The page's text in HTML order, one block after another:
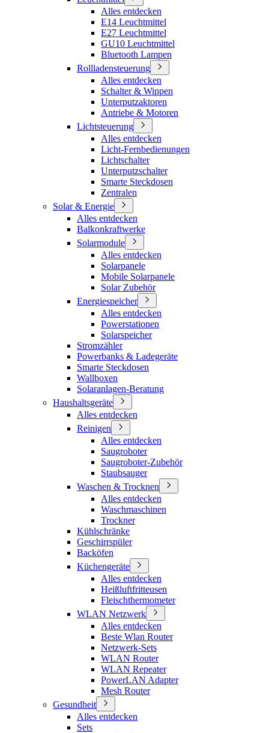
Alles entdecken
E14 Leuchtmittel
E27 Leuchtmittel
GU10 Leuchtmittel
Bluetooth Lampen
Rollladensteuerung
Alles entdecken
Schalter & Wippen
Unterputzaktoren
Antriebe & Motoren
Lichtsteuerung
Alles entdecken
Licht-Fernbedienungen
Lichtschalter
Unterputzschalter
Smarte Steckdosen
Zentralen
Solar & Energie
Alles entdecken
Balkonkraftwerke
Solarmodule
Alles entdecken
Solarpanele
Mobile Solarpanele
Solar Zubehör
Energiespeicher
Alles entdecken
Powerstationen
Solarspeicher
Stromzähler
Powerbanks & Ladegeräte
Smarte Steckdosen
Wallboxen
Solaranlagen-Beratung
Haushaltsgeräte
Alles entdecken
Reinigen
Alles entdecken
Saugroboter
Saugroboter-Zubehör
Staubsauger
Waschen & Trocknen
Alles entdecken
Waschmaschinen
Trockner
Kühlschränke
Geschirrspüler
Backöfen
Küchengeräte
Alles entdecken
Heißluftfritteusen
Fleischthermometer
WLAN Netzwerk
Alles entdecken
Beste Wlan Router
Netzwerk-Sets
WLAN Router
WLAN Repeater
PowerLAN Adapter
Mesh Router
Gesundheit
Alles entdecken
Sets